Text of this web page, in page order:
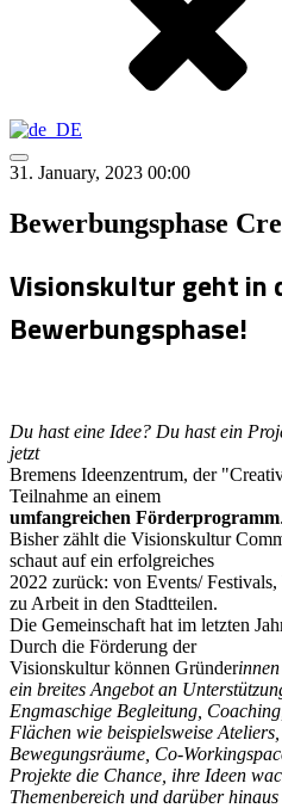
31. January, 2023 00:00
Bewerbungsphase
Visionskultur geht in
Bewerbungsphase!
Du hast eine Idee? Du hast ein
jetzt
Bremens Ideenzentrum, der
Teilnahme an einem
umfangreichen Förderprogramm.
Bisher zählt die Visionskultur
schaut auf ein erfolgreiches
2022 zurück: von Events/
zu Arbeit in den Stadtteilen.
Die Gemeinschaft hat im letzten
Durch die Förderung der
Visionskultur können Gründer
ein breites Angebot an
Engmaschige Begleitung,
Flächen wie beispielsweise
Bewegungsräume, Co-
Projekte die Chance, ihre Ideen
Themenbereich und darüber hinaus